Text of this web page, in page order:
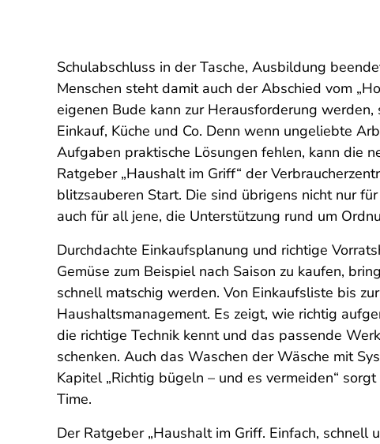
Schulabschluss in der Tasche, Ausbildung
Menschen steht damit auch der Abschied vom
eigenen Bude kann zur Herausforderung
Einkauf, Küche und Co. Denn wenn ungeliebte
Aufgaben praktische Lösungen fehlen, kann die
Ratgeber „Haushalt im Griff“ der
blitzsauberen Start. Die sind übrigens nicht nur
auch für all jene, die Unterstützung rund um
Durchdachte Einkaufsplanung und richtige
Gemüse zum Beispiel nach Saison zu kaufen,
schnell matschig werden. Von Einkaufsliste bis
Haushaltsmanagement. Es zeigt, wie richtig
die richtige Technik kennt und das passende
schenken. Auch das Waschen der Wäsche mit
Kapitel „Richtig bügeln – und es vermeiden“
Time.
Der Ratgeber „Haushalt im Griff. Einfach,